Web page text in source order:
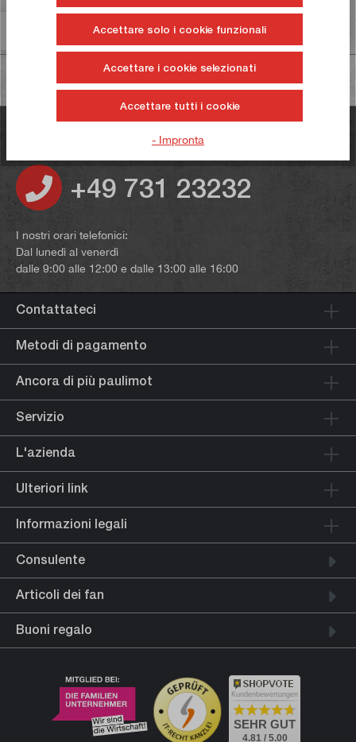
Informazioni sulla sicurezza dei prodotti
+49 731 23232
I nostri orari telefonici:
Dal lunedì al venerdì
dalle 9:00 alle 12:00 e dalle 13:00 alle 16:00
Contattateci
Metodi di pagamento
Ancora di più paulimot
Servizio
L'azienda
Ulteriori link
Informazioni legali
Consulente
Articoli dei fan
Buoni regalo
Kundenbewertungen
SEHR GUT
4.81 / 5.00
Accettare solo i cookie funzionali
Accettare i cookie selezionati
Accettare tutti i cookie
- Impronta